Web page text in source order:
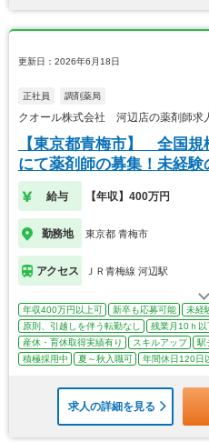
更新日：2026年6月18日
正社員 調剤薬局
クオール株式会社 河辺店の薬剤師求
【東京都青梅市】 全国
にて薬剤師の募集！未経
さい
給与 【年収】400万円
勤務地 東京都 青梅市
アクセス ＪＲ青梅線 河辺駅
年収400万円以上可 新卒も応募可能
未経
原則、引越しを伴う転勤なし
残業月10ｈ以
産休・育休取得実績有り
スキルアップ 駅
積極採用中
夏～秋入職可 年間休日120日
求人の詳細を見る